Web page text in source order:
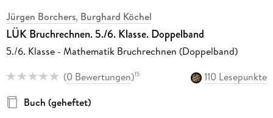
Jürgen Borchers, Burghard Köchel
LÜK Bruchrechnen. 5./6. Klasse. Doppelband
5./6. Klasse - Mathematik Bruchrechnen (Doppelband)
(0 Bewertungen)15
110 Lesepunkte
Buch (geheftet)